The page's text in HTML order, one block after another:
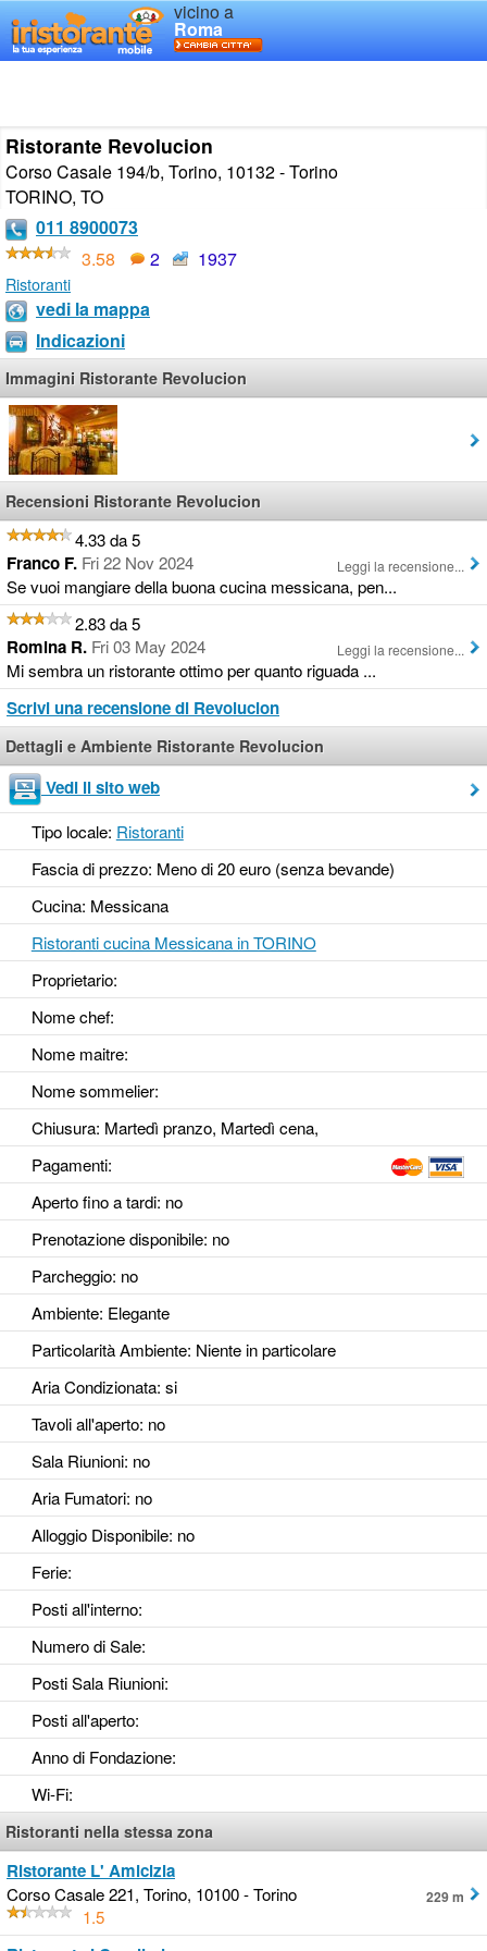
vicino a
Roma
Ristorante Revolucion
Corso Casale 194/b, Torino, 10132 - Torino
TORINO, TO
011 8900073
3.58
2 1937
Ristoranti
vedi la mappa
Indicazioni
Immagini Ristorante Revolucion
Recensioni Ristorante Revolucion
4.33 da 5
Franco F. Fri 22 Nov 2024
Se vuoi mangiare della buona cucina messicana, pen...
Leggi la recensione...
2.83 da 5
Romina R. Fri 03 May 2024
Mi sembra un ristorante ottimo per quanto riguada ...
Leggi la recensione...
Scrivi una recensione di Revolucion
Dettagli e Ambiente Ristorante Revolucion
Vedi il sito web
Tipo locale: Ristoranti
Fascia di prezzo: Meno di 20 euro (senza bevande)
Cucina: Messicana
Ristoranti cucina Messicana in TORINO
Proprietario:
Nome chef:
Nome maitre:
Nome sommelier:
Chiusura: Martedì pranzo, Martedì cena,
Pagamenti:
Aperto fino a tardi: no
Prenotazione disponibile: no
Parcheggio: no
Ambiente: Elegante
Particolarità Ambiente: Niente in particolare
Aria Condizionata: si
Tavoli all'aperto: no
Sala Riunioni: no
Aria Fumatori: no
Alloggio Disponibile: no
Ferie:
Posti all'interno:
Numero di Sale:
Posti Sala Riunioni:
Posti all'aperto:
Anno di Fondazione:
Wi-Fi:
Ristoranti nella stessa zona
Ristorante L' Amicizia
Corso Casale 221, Torino, 10100 - Torino
1.5
229 m